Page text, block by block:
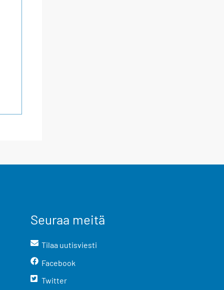
Seuraa meitä
Tilaa uutisviesti
Facebook
Twitter